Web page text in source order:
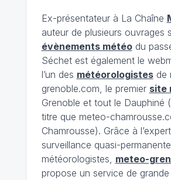
Ex-présentateur à La Chaîne
auteur de plusieurs ouvrages
évènements météodu
Séchet est également le
l’un des météorologistesde
grenoble.com, le premier site
Grenoble et tout le Dauphiné
titre que meteo-
Chamrousse). Grâce à
surveillance quasi-
météorologistes, meteo-
propose un service de